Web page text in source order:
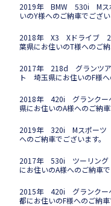
2019年 BMW 530i Mス
いのY様へのご納車でござい
2018年 X3 Xドライブ
葉県にお住いのT様へのご納
2017年 218d グランツ
ト 埼玉県にお住いのF様へ
2018年 420i グランク
県にお住いのA様へのご納車
2019年 320i Mスポーツ
へのご納車でございます。
2017年 530i ツーリン
にお住いのA様へのご納車で
2015年 420i グランクー
都にお住いのF様へのご納車